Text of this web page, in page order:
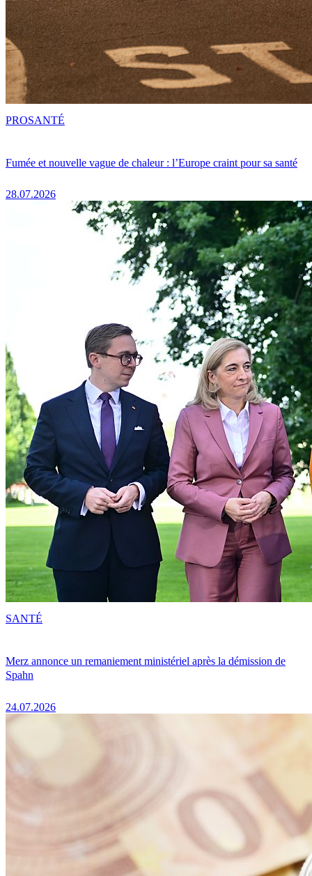
Fumée et nouvelle vague de chaleur : l’Europe craint pour sa santé
28.07.2026
PROSANTÉ
Merz annonce un remaniement ministériel après la démission de
Spahn
24.07.2026
SANTÉ